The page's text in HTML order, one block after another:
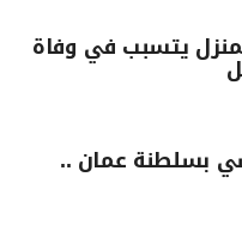
يتسبب في وفاة
بسلطنة عمان ..